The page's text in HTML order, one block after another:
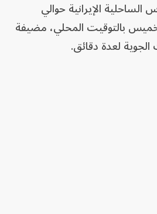
الإيرانية حوالي
⁠صباح ​الخميس بالتوقيت المحلي، ‌مضيفة
​لعدة ⁠دقائق.